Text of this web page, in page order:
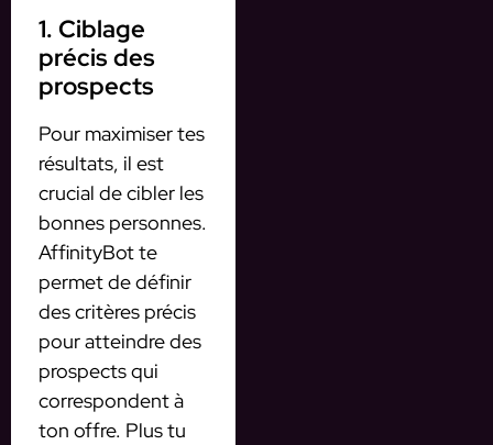
1. Ciblage
précis des
prospects
Pour maximiser tes
résultats, il est
crucial de cibler les
bonnes personnes.
AffinityBot te
permet de définir
des critères précis
pour atteindre des
prospects qui
correspondent à
ton offre. Plus tu